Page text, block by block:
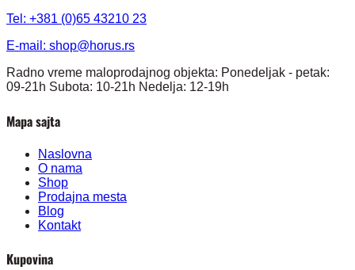
Tel: +381 (0)65 43210 23
E-mail: shop@horus.rs
Radno vreme maloprodajnog objekta: Ponedeljak - petak:
09-21h Subota: 10-21h Nedelja: 12-19h
Mapa sajta
Naslovna
O nama
Shop
Prodajna mesta
Blog
Kontakt
Kupovina